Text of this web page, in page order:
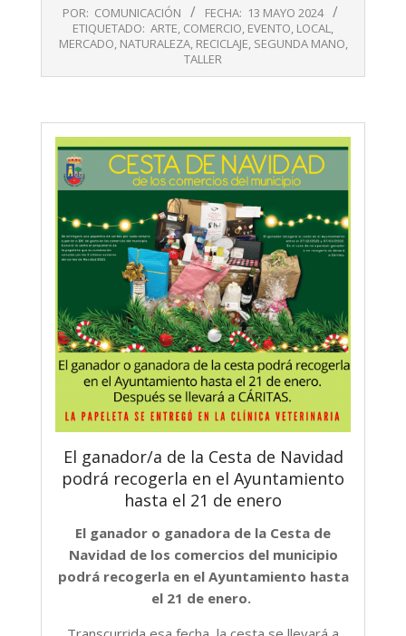
POR: COMUNICACIÓN FECHA: 13 MAYO 2024
ETIQUETADO: ARTE, COMERCIO, EVENTO, LOCAL,
MERCADO, NATURALEZA, RECICLAJE, SEGUNDA MANO,
TALLER
El ganador/a de la Cesta de Navidad
podrá recogerla en el Ayuntamiento
hasta el 21 de enero
El ganador o ganadora de la Cesta de
Navidad de los comercios del municipio
podrá recogerla en el Ayuntamiento hasta
el 21 de enero.